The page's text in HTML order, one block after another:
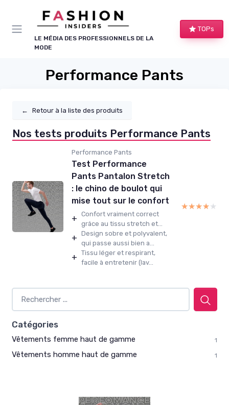
LE MÉDIA DES PROFESSIONNELS DE LA
MODE
TOPs
Performance Pants
← Retour à la liste des produits
Nos tests produits Performance Pants
Performance Pants
Test Performance
Pants Pantalon Stretch
: le chino de boulot qui
mise tout sur le confort
+ Confort vraiment correct
grâce au tissu stretch et...
+ Design sobre et polyvalent,
qui passe aussi bien a...
+ Tissu léger et respirant,
facile à entretenir (lav...
★★★★★
★★★★★
Catégories
Vêtements femme haut de gamme 1
Vêtements homme haut de gamme 1